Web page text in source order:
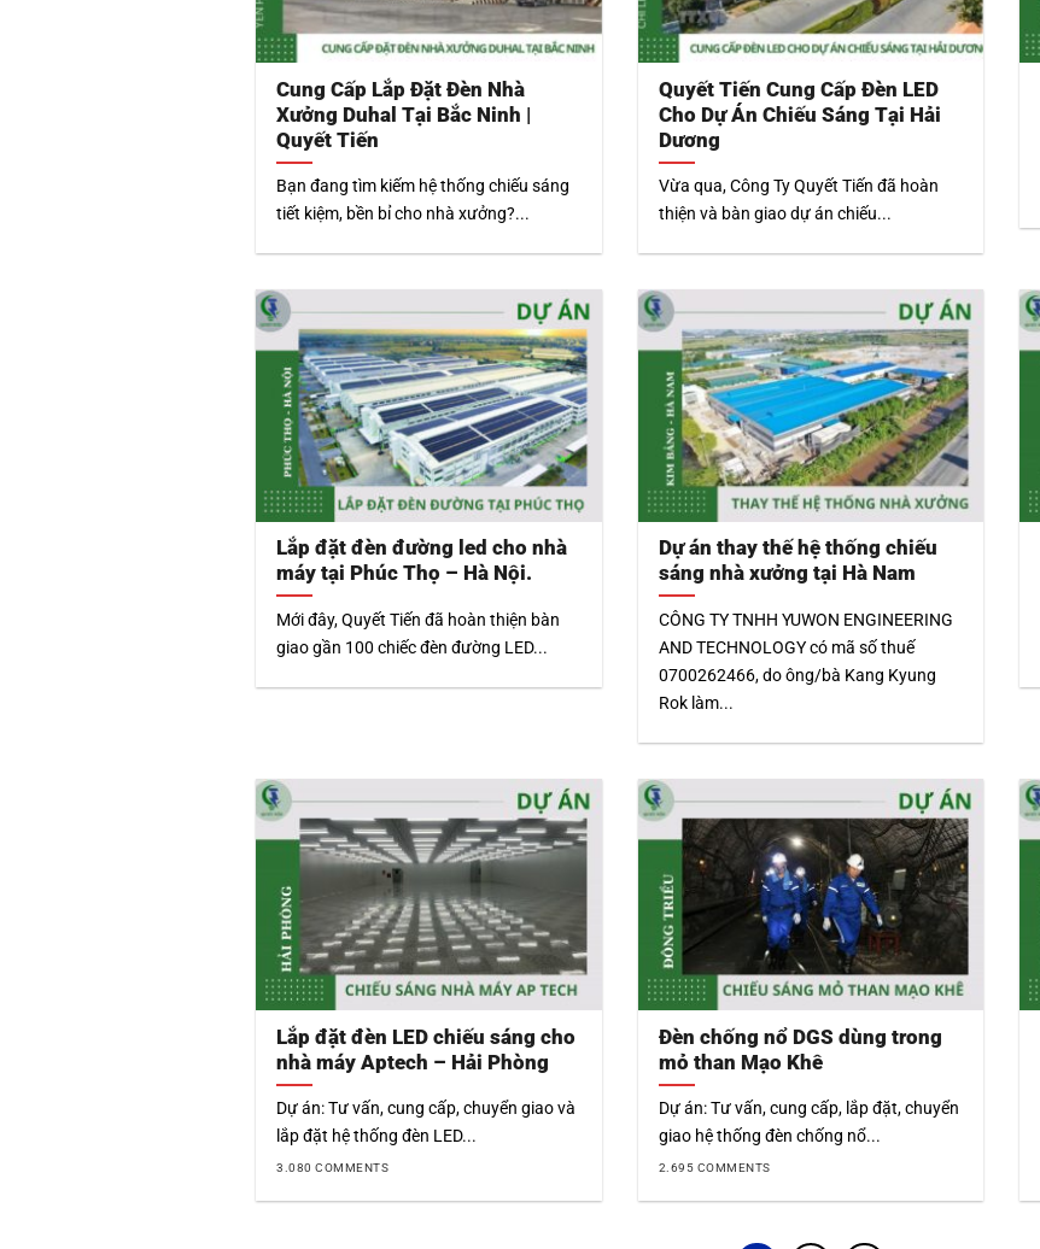
Cung Cấp Lắp Đặt Đèn Nhà
Xưởng Duhal Tại Bắc Ninh |
Quyết Tiến
Bạn đang tìm kiếm hệ thống chiếu sáng
tiết kiệm, bền bỉ cho nhà xưởng?...
Quyết Tiến Cung Cấp Đèn LED
Cho Dự Án Chiếu Sáng Tại Hải
Dương
Vừa qua, Công Ty Quyết Tiến đã hoàn
thiện và bàn giao dự án chiếu...
Lắp đặt đèn đường led cho nhà
máy tại Phúc Thọ – Hà Nội.
Mới đây, Quyết Tiến đã hoàn thiện bàn
giao gần 100 chiếc đèn đường LED...
Dự án thay thế hệ thống chiếu
sáng nhà xưởng tại Hà Nam
CÔNG TY TNHH YUWON ENGINEERING
AND TECHNOLOGY có mã số thuế
0700262466, do ông/bà Kang Kyung
Rok làm...
Lắp đặt đèn LED chiếu sáng cho
nhà máy Aptech – Hải Phòng
Dự án: Tư vấn, cung cấp, chuyển giao và
lắp đặt hệ thống đèn LED...
3.080 COMMENTS
Đèn chống nổ DGS dùng trong
mỏ than Mạo Khê
Dự án: Tư vấn, cung cấp, lắp đặt, chuyển
giao hệ thống đèn chống nổ...
2.695 COMMENTS